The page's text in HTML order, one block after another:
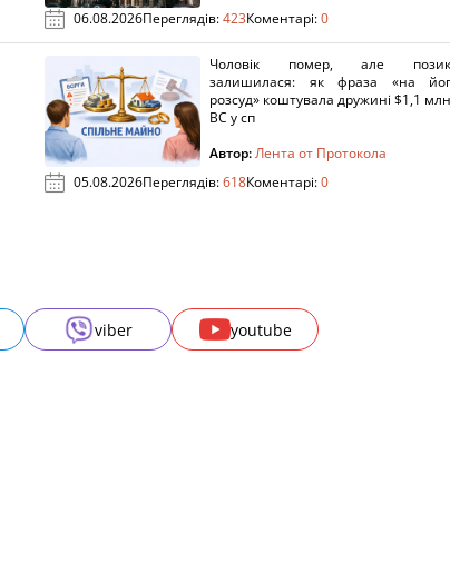
06.08.2026Переглядів:423Коментарі:0
Чоловік помер, але
залишилася: як фраза «на
розсуд» коштувала дружині $1,1
ВС у сп
Автор:Лента от Протокола
05.08.2026Переглядів:618Коментарі:0
viber youtube